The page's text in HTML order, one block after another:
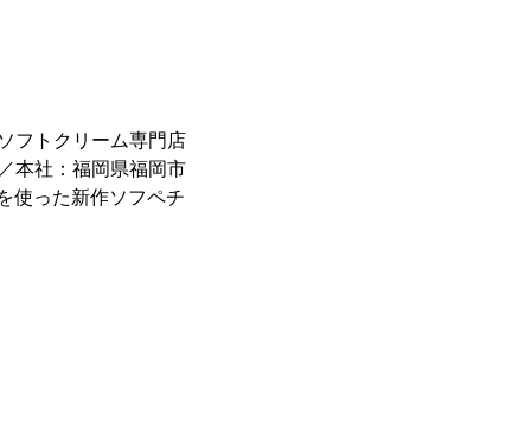
フトクリーム専門店
本社：福岡県福岡市
使った新作ソフペチ